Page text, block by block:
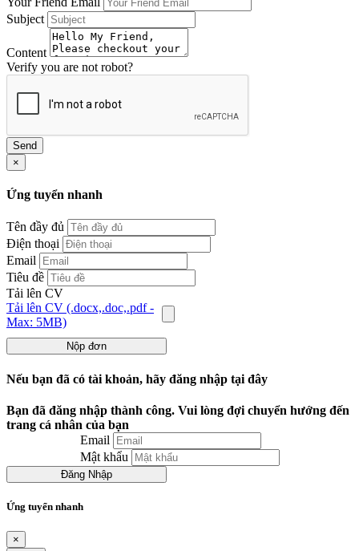
Subject
Content
Verify you are not robot?
Send
×
Ứng tuyển nhanh
Tên đầy đủ
Điện thoại
Email
Tiêu đề
Tải lên CV
Tải lên CV (.docx,.doc,.pdf -
Max: 5MB)
Nộp đơn
Nếu bạn đã có tài khoản, hãy đăng nhập tại đây
Bạn đã đăng nhập thành công. Vui lòng đợi chuyển hướng đến
trang cá nhân của bạn
Email
Mật khẩu
Đăng Nhập
Ứng tuyển nhanh
×